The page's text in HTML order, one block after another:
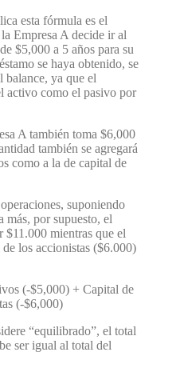
esta fórmula es el
Empresa A decide ir al
$5,000 a 5 años para su
se haya obtenido, se
balance, ya que el
activo como el pasivo por
A también toma $6,000
también se agregará
como a la de capital de
suponiendo
más, por supuesto, el
$11.000 mientras que el
los accionistas ($6.000)
(-$5,000) + Capital de
(-$6,000)
“equilibrado”, el total
ser igual al total del